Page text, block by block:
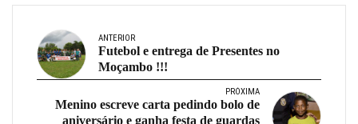
ANTERIOR
Futebol e entrega de Presentes no
Moçambo !!!
PRÓXIMA
Menino escreve carta pedindo bolo de
aniversário e ganha festa de guardas